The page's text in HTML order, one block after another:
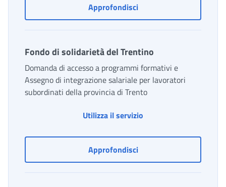
ApprofondisciFondo di solidarietà del
Fondo di solidarietà del Trentino
Domanda di accesso a programmi formativi e
Assegno di integrazione salariale per lavoratori
subordinati della provincia di Trento
Utilizza il servizio
ApprofondisciFondo di solidarietà del